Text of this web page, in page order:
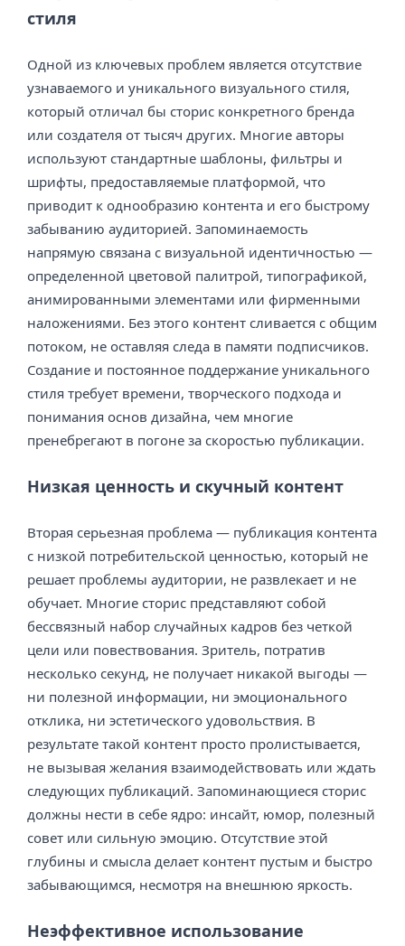
стиля
Одной из ключевых проблем является отсутствие
узнаваемого и уникального визуального стиля,
который отличал бы сторис конкретного бренда
или создателя от тысяч других. Многие авторы
используют стандартные шаблоны, фильтры и
шрифты, предоставляемые платформой, что
приводит к однообразию контента и его быстрому
забыванию аудиторией. Запоминаемость
напрямую связана с визуальной идентичностью —
определенной цветовой палитрой, типографикой,
анимированными элементами или фирменными
наложениями. Без этого контент сливается с общим
потоком, не оставляя следа в памяти подписчиков.
Создание и постоянное поддержание уникального
стиля требует времени, творческого подхода и
понимания основ дизайна, чем многие
пренебрегают в погоне за скоростью публикации.
Низкая ценность и скучный контент
Вторая серьезная проблема — публикация контента
с низкой потребительской ценностью, который не
решает проблемы аудитории, не развлекает и не
обучает. Многие сторис представляют собой
бессвязный набор случайных кадров без четкой
цели или повествования. Зритель, потратив
несколько секунд, не получает никакой выгоды —
ни полезной информации, ни эмоционального
отклика, ни эстетического удовольствия. В
результате такой контент просто пролистывается,
не вызывая желания взаимодействовать или ждать
следующих публикаций. Запоминающиеся сторис
должны нести в себе ядро: инсайт, юмор, полезный
совет или сильную эмоцию. Отсутствие этой
глубины и смысла делает контент пустым и быстро
забывающимся, несмотря на внешнюю яркость.
Неэффективное использование